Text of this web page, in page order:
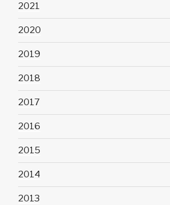
2021
2020
2019
2018
2017
2016
2015
2014
2013